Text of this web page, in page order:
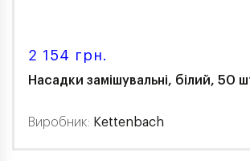
2 154 грн.
Насадки замішувальні, білий, 50
Виробник: Kettenbach